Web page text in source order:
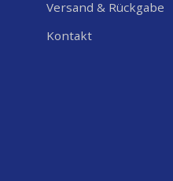
Versand & Rückgabe
Kontakt